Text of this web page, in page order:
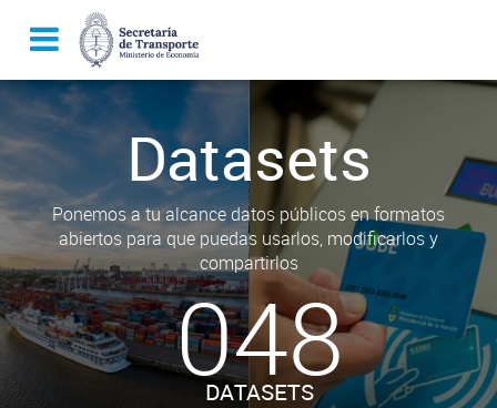
Datasets
Ponemos a tu alcance datos públicos en formatos
abiertos para que puedas usarlos, modificarlos y
compartirlos
048
DATASETS